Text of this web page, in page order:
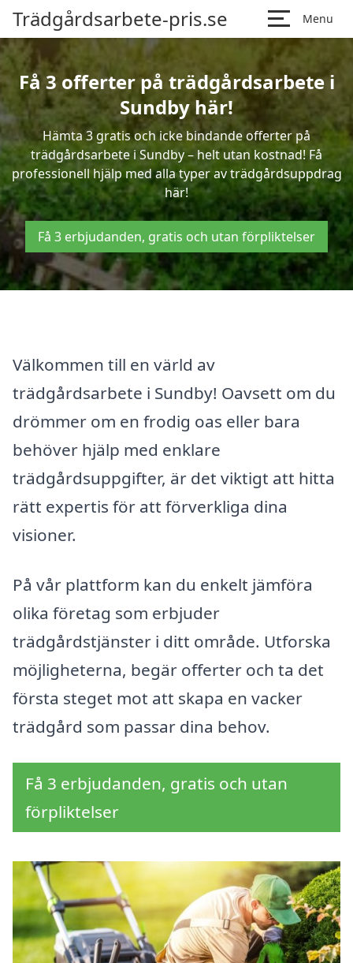
Trädgårdsarbete-pris.se Menu
Få 3 offerter på trädgårdsarbete i
Sundby här!
Hämta 3 gratis och icke bindande offerter på
trädgårdsarbete i Sundby – helt utan kostnad! Få
professionell hjälp med alla typer av trädgårdsuppdrag
här!
Få 3 erbjudanden, gratis och utan förpliktelser
Välkommen till en värld av
trädgårdsarbete i Sundby! Oavsett om du
drömmer om en frodig oas eller bara
behöver hjälp med enklare
trädgårdsuppgifter, är det viktigt att hitta
rätt expertis för att förverkliga dina
visioner.
På vår plattform kan du enkelt jämföra
olika företag som erbjuder
trädgårdstjänster i ditt område. Utforska
möjligheterna, begär offerter och ta det
första steget mot att skapa en vacker
trädgård som passar dina behov.
Få 3 erbjudanden, gratis och utan
förpliktelser